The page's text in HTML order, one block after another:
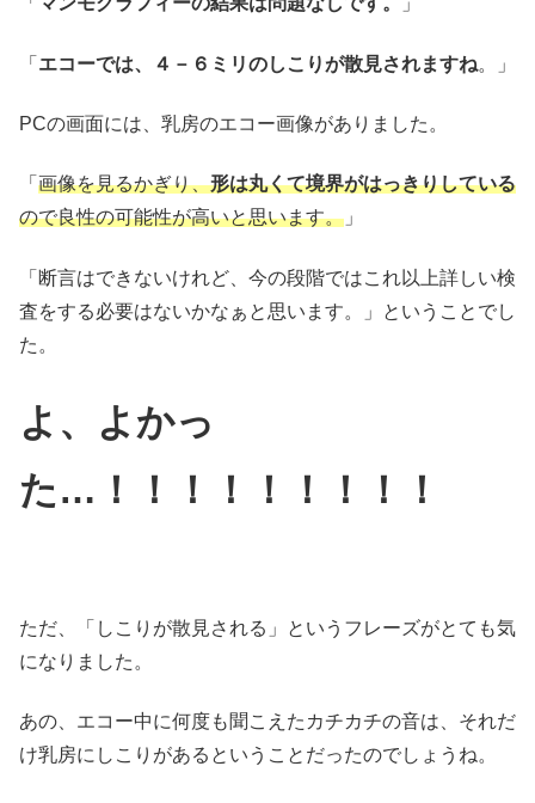
「 エコーでは、４－６ミリのしこりが散見されますね。」
PCの画面には、乳房のエコー画像がありました。
「 画像を見るかぎり、形は丸くて境界がはっきりしている
ので良性の可能性が高いと思います。 」
「断言はできないけれど、今の段階ではこれ以上詳しい検
査をする必要はないかなぁと思います。」ということでし
た。
よ、よかっ
た…！！！！！！！！！
ただ、「しこりが散見される」というフレーズがとても気
になりました。
あの、エコー中に何度も聞こえたカチカチの音は、それだ
け乳房にしこりがあるということだったのでしょうね。